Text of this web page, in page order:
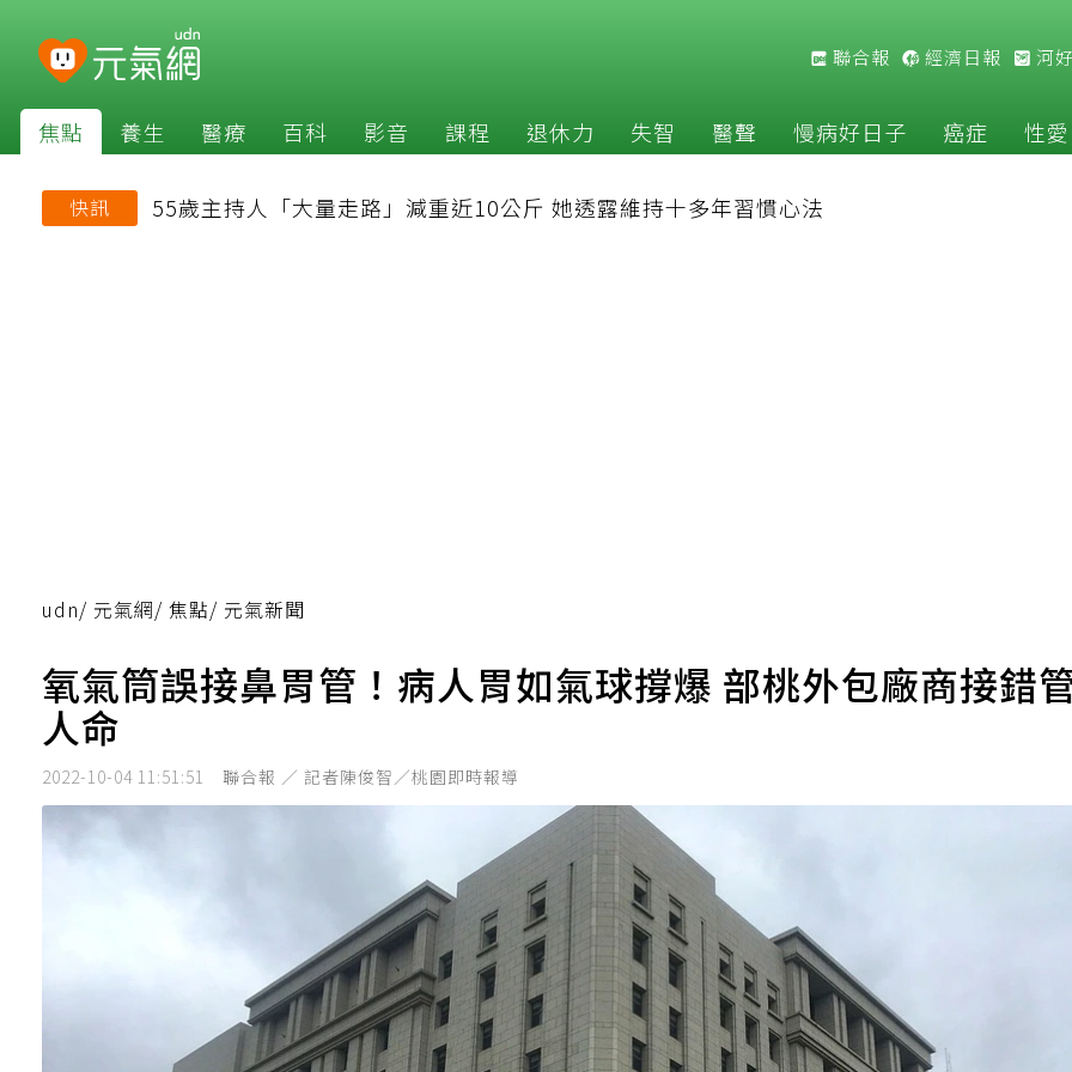
聯合報 經濟日報 河
焦點 養生 醫療 百科 影音 課程 退休力 失智 醫聲 慢病好日子 癌症 性愛
快訊 55歲主持人「大量走路」減重近10公斤 她透露維持十多年習慣心法
udn/ 元氣網/ 焦點/ 元氣新聞
氧氣筒誤接鼻胃管！病人胃如氣球撐爆 部桃外包廠商接錯
人命
2022-10-04 11:51:51 聯合報 ／ 記者陳俊智／桃園即時報導